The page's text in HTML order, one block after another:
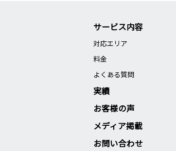
サービス内容
対応エリア
料金
よくある質問
実績
お客様の声
メディア掲載
お問い合わせ